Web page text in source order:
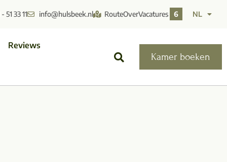
51 33 11 info@hulsbeek.nl RouteOverVacatures 6 NL
Reviews
Kamer boeken